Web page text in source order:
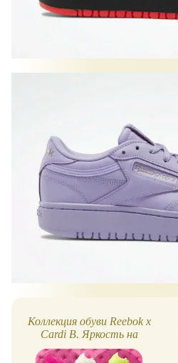
Коллекция обуви Reebok x
Cardi B. Яркость на
максимум!